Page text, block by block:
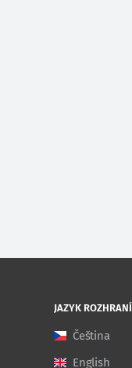
JAZYK ROZHRANÍ
Čeština
English